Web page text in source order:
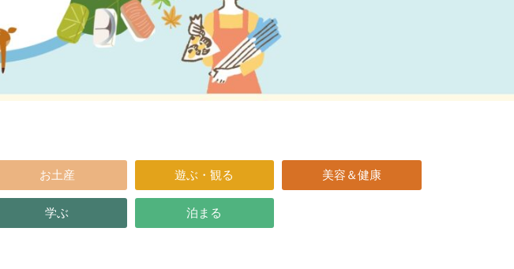
お土産 遊ぶ・観る 美容＆健康
学ぶ 泊まる